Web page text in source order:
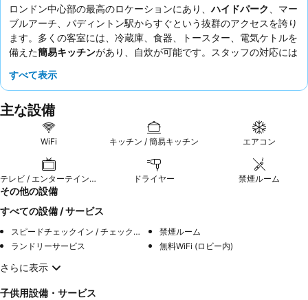
ロンドン中心部の最高のロケーションにあり、ハイドパーク
、マー
ブルアーチ、パディントン駅からすぐという抜群のアクセスを誇り
ます。多くの客室には、冷蔵庫、食器、トースター、電気ケトルを
備えた簡易キッチンがあり、自炊が可能です。スタッフの対応には
貫して高く評価しています。より静かな滞在を希望する場合は、庭
すべて表示
主な設備
WiFi キッチン / 簡易キッチン エアコン
テレビ / エンターテインメント ドライヤー 禁煙ルーム
その他の設備
すべての設備 / サービス
スピードチェックイン / チェックアウト
禁煙ルーム
ランドリーサービス
無料WiFi (ロビー内)
さらに表示
子供用設備・サービス